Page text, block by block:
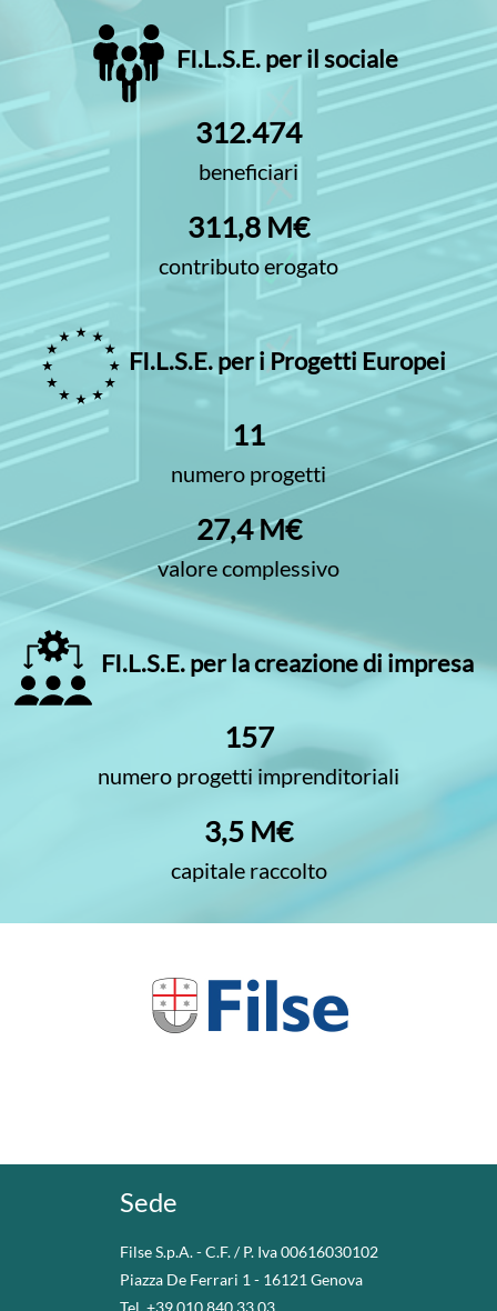
FI.L.S.E. per il sociale
312.474
beneficiari
311,8 M€
contributo erogato
FI.L.S.E. per i Progetti Europei
11
numero progetti
27,4 M€
valore complessivo
FI.L.S.E. per la creazione di impresa
157
numero progetti imprenditoriali
3,5 M€
capitale raccolto
Sede
Filse S.p.A. - C.F. / P. Iva 00616030102
Piazza De Ferrari 1 - 16121 Genova
Tel. +39 010 840 33 03